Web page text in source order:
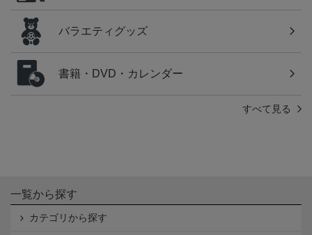
バラエティグッズ
書籍・DVD・カレンダー
すべて見る
一覧から探す
カテゴリから探す